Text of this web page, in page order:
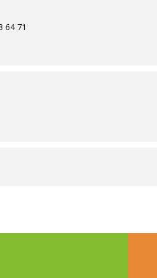
64 71